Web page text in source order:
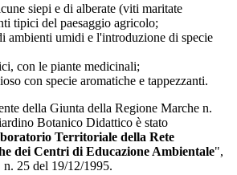
siepi e di alberate (viti maritate
tipici del paesaggio agricolo;
ambienti umidi e l'introduzione di specie
con le piante medicinali;
con specie aromatiche e tappezzanti.
della Giunta della Regione Marche n.
Botanico Didattico è stato
Territoriale della Rete
dei Centri di Educazione Ambientale",
25 del 19/12/1995.